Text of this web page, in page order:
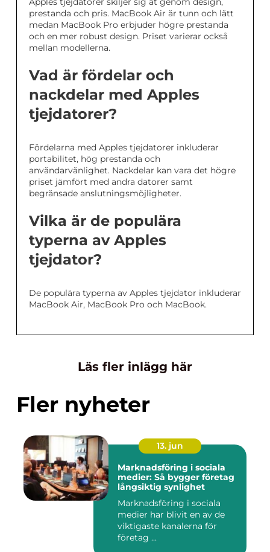
prestanda och pris. MacBook Air är tunn och lätt
medan MacBook Pro erbjuder högre prestanda
och en mer robust design. Priset varierar också
mellan modellerna.
Vad är fördelar och
nackdelar med Apples
tjejdatorer?
Fördelarna med Apples tjejdatorer inkluderar
portabilitet, hög prestanda och
användarvänlighet. Nackdelar kan vara det högre
priset jämfört med andra datorer samt
begränsade anslutningsmöjligheter.
Vilka är de populära
typerna av Apples
tjejdator?
De populära typerna av Apples tjejdator inkluderar
MacBook Air, MacBook Pro och MacBook.
Läs fler inlägg här
Fler nyheter
13. jun
Marknadsföring i sociala
medier: Så bygger företag
långsiktig synlighet
Marknadsföring i sociala
medier har blivit en av de
viktigaste kanalerna för
företag ...